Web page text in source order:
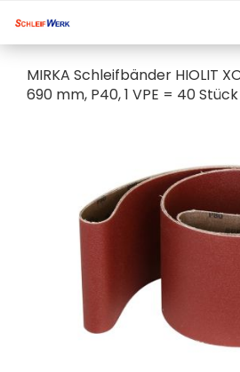
MIRKA Schleifbänder HIOLIT
690 mm, P40, 1 VPE = 40 Stück